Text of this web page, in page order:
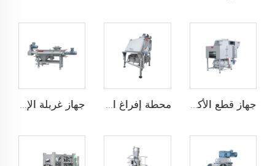
جهاز قطع الأكياس تلقائيًا محطة إفراغ الأكياس جهاز غربلة الإعصار